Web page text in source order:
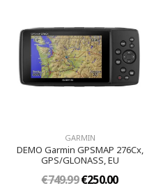
GARMIN
DEMO Garmin GPSMAP 276Cx,
GPS/GLONASS, EU
€749.99€250.00